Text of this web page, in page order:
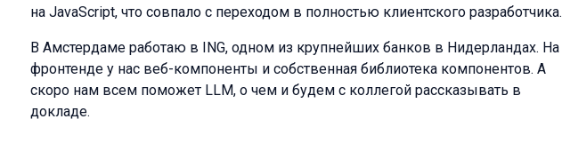
на JavaScript, что совпало с переходом в полностью клиентского разработчика.
В Амстердаме работаю в ING, одном из крупнейших банков в Нидерландах. На
фронтенде у нас веб-компоненты и собственная библиотека компонентов. А
скоро нам всем поможет LLM, о чем и будем с коллегой рассказывать в
докладе.